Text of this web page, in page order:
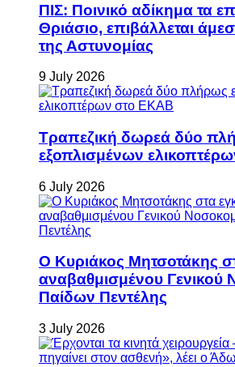
ΠΙΣ: Ποινικό αδίκημα τα
Θριάσιο, επιβάλλεται
της Αστυνομίας
9 July 2026
Τραπεζική δωρεά δύο
εξοπλισμένων
6 July 2026
Ο Κυριάκος Μητσοτάκης
αναβαθμισμένου Γενικού
Παίδων Πεντέλης
3 July 2026